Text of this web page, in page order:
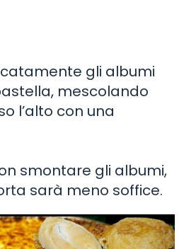
gli albumi
mescolando
l’alto con una
smontare gli albumi,
sarà meno soffice.